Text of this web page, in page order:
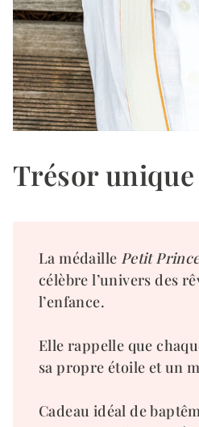
Trésor unique
La médaille Petit
célèbre l’univers des
l’enfance.
Elle rappelle que
sa propre étoile et un
Cadeau idéal de